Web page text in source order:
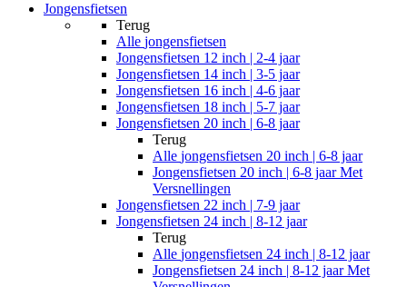
Jongensfietsen
Terug
Alle jongensfietsen
Jongensfietsen 12 inch | 2-4 jaar
Jongensfietsen 14 inch | 3-5 jaar
Jongensfietsen 16 inch | 4-6 jaar
Jongensfietsen 18 inch | 5-7 jaar
Jongensfietsen 20 inch | 6-8 jaar
Terug
Alle jongensfietsen 20 inch | 6-8 jaar
Jongensfietsen 20 inch | 6-8 jaar Met
Versnellingen
Jongensfietsen 22 inch | 7-9 jaar
Jongensfietsen 24 inch | 8-12 jaar
Terug
Alle jongensfietsen 24 inch | 8-12 jaar
Jongensfietsen 24 inch | 8-12 jaar Met